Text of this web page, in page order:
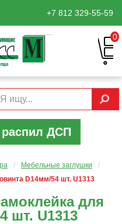
+7 812 329-55-59
0
ДСП
/ Мебельные заглушки
/
D14мм/54 шт. U1313
для
шт. U1313